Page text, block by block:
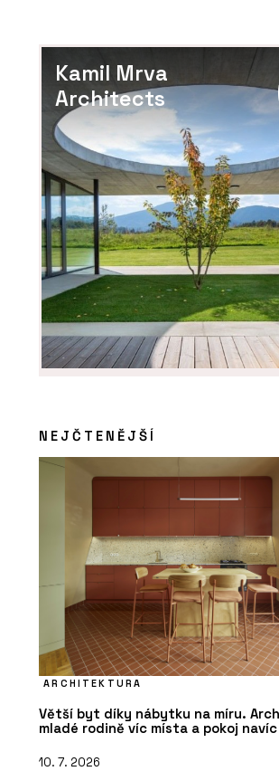
PRODUKTY
Modulární úložné systémy
BeOak by Javorina
Kamil Mrva
Architects
NEJČTENĚJŠÍ
ARCHITEKTURA
Větší byt díky nábytku na míru.
mladé rodině víc místa a pokoj navíc
10. 7. 2026